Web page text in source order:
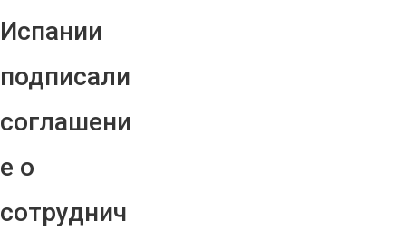
Испании
подписали
соглашени
е о
сотруднич